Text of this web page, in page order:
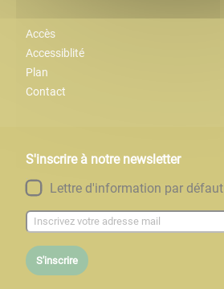
Accès
Accessiblité
Plan
Contact
S'inscrire à notre newsletter
Lettre d'information par défaut
S'inscrire